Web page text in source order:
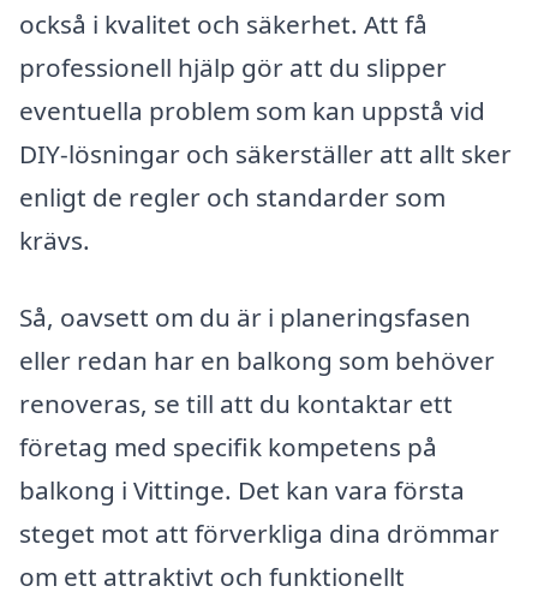
också i kvalitet och säkerhet. Att få
professionell hjälp gör att du slipper
eventuella problem som kan uppstå vid
DIY-lösningar och säkerställer att allt sker
enligt de regler och standarder som
krävs.
Så, oavsett om du är i planeringsfasen
eller redan har en balkong som behöver
renoveras, se till att du kontaktar ett
företag med specifik kompetens på
balkong i Vittinge. Det kan vara första
steget mot att förverkliga dina drömmar
om ett attraktivt och funktionellt